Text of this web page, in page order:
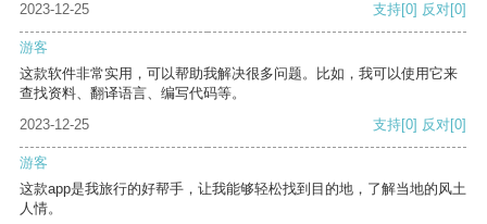
2023-12-25 支持[0] 反对[0]
游客
这款软件非常实用，可以帮助我解决很多问题。比如，我可以使用它来
查找资料、翻译语言、编写代码等。
2023-12-25
支持[0] 反对[0]
游客
这款app是我旅行的好帮手，让我能够轻松找到目的地，了解当地的风土
人情。